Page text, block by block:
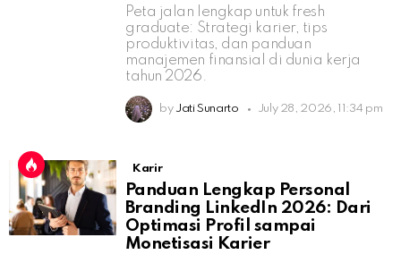
Peta jalan lengkap untuk fresh
graduate: Strategi karier, tips
produktivitas, dan panduan
manajemen finansial di dunia kerja
tahun 2026.
by Jati Sunarto July 28, 2026, 11:34 pm
Karir
Panduan Lengkap Personal
Branding LinkedIn 2026: Dari
Optimasi Profil sampai
Monetisasi Karier